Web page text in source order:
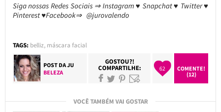
Siga nossas Redes Sociais ⇒ Instagram ♥ Snapchat ♥ Twitter ♥
Pinterest ♥Facebook⇒ @jurovalendo
TAGS: belliz, máscara facial
POST DAJU
BELEZA
GOSTOU?!
COMPARTILHE: 62
COMENTE!
(12)
VOCÊ TAMBÉM VAI GOSTAR